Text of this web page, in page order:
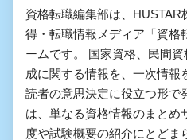
資格転職編集部は、HUSTAR
得・転職情報メディア「資格
ームです。 国家資格、民間
成に関する情報を、一次情報
読者の意思決定に役立つ形で
は、単なる資格情報のまとめ
度や試験概要の紹介にとどま